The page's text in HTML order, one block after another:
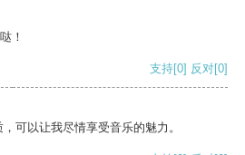
！
支持[0] 反对[0]
可以让我尽情享受音乐的魅力。